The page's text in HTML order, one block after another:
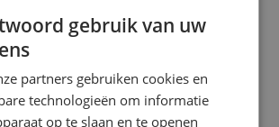
reviews geschreven
in bezit en wil je graag je mening
hieronder met het schrijven van je
van de details duurt het schrijven
tussen de 3 en 10 minuten.
gebruik van uw
partners gebruiken cookies en
technologieën om informatie
op te slaan en te openen